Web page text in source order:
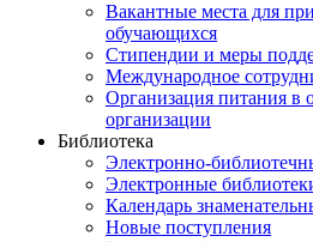
Вакантные места для
обучающихся
Стипендии и меры
Международное
Организация питания в
организации
Библиотека
Электронно-
Электронные
Календарь
Новые поступления